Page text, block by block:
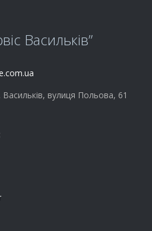
Васильків”
вулиця Польова, 61